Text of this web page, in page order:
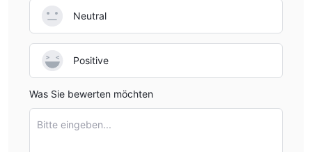
Neutral
Positive
Was Sie bewerten möchten
Bitte eingeben...